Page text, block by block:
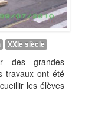
XXIe siècle
des grandes
travaux ont été
les élèves